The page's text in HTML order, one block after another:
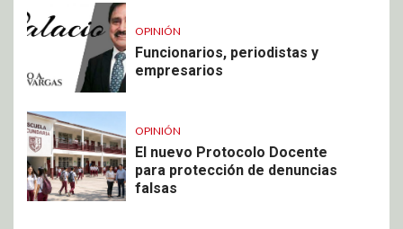
OPINIÓN
Funcionarios, periodistas y
empresarios
OPINIÓN
El nuevo Protocolo Docente
para protección de denuncias
falsas